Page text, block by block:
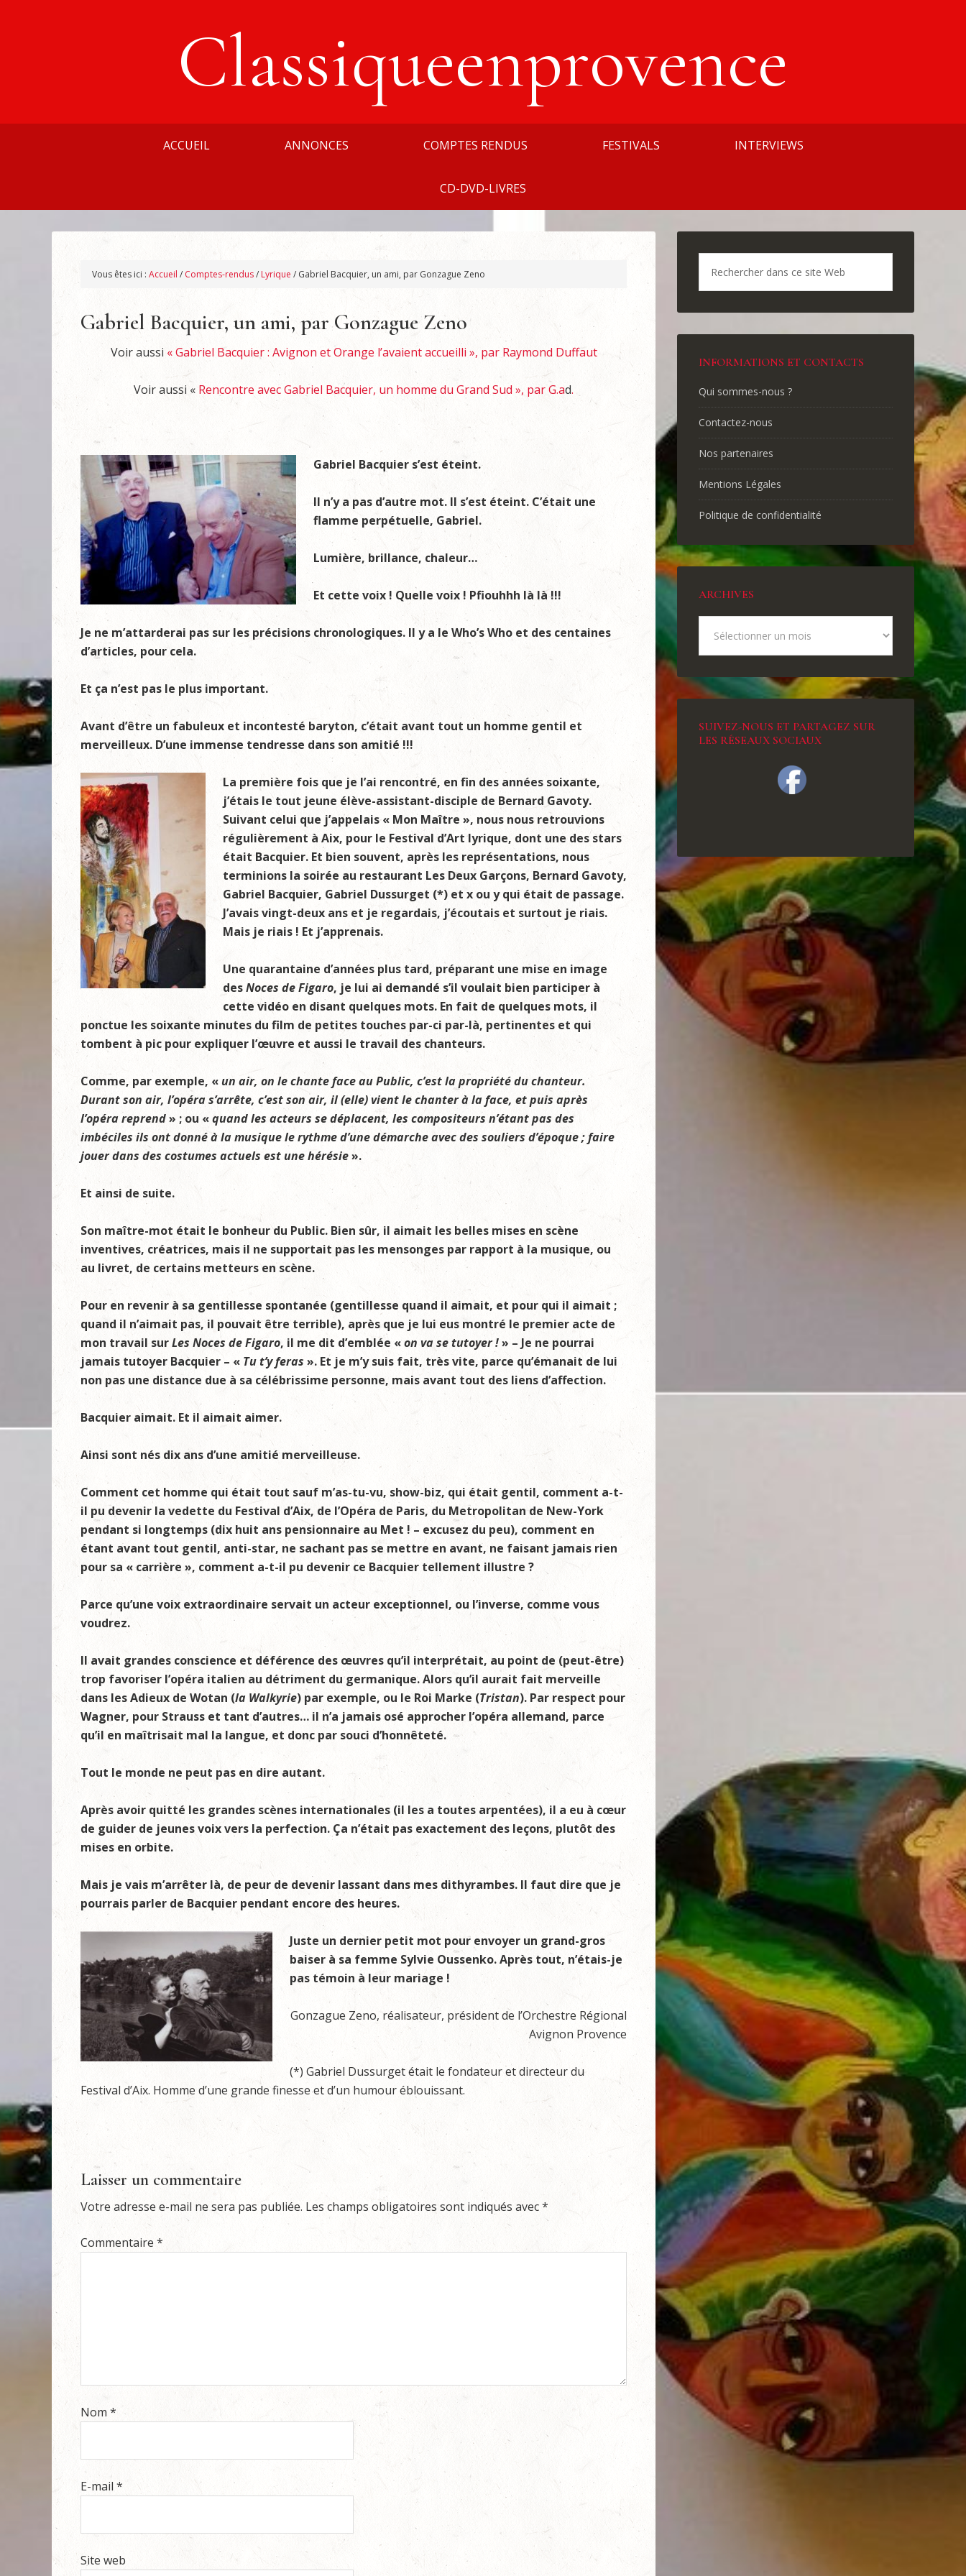
Classiqueenprovence
ACCUEIL ANNONCES COMPTES RENDUS FESTIVALS INTERVIEWS
CD-DVD-LIVRES
Vous êtes ici : Accueil / Comptes-rendus/ Lyrique / Gabriel Bacquier, un ami, par Gonzague Zeno
Gabriel Bacquier, un ami, par Gonzague Zeno
Voir aussi « Gabriel Bacquier : Avignon et Orange l’avaient accueilli », par Raymond Duffaut
Voir aussi « Rencontre avec Gabriel Bacquier, un homme du Grand Sud », par G.ad.
Gabriel Bacquier s’est éteint.
Il n’y a pas d’autre mot. Il s’est éteint. C’était une
flamme perpétuelle, Gabriel.
Lumière, brillance, chaleur…
Et cette voix ! Quelle voix ! Pfiouhhh là là !!!
Je ne m’attarderai pas sur les précisions chronologiques. Il y a le Who’s Who et des centaines
d’articles, pour cela.
Et ça n’est pas le plus important.
Avant d’être un fabuleux et incontesté baryton, c’était avant tout un homme gentil et
merveilleux. D’une immense tendresse dans son amitié !!!
La première fois que je l’ai rencontré, en fin des années soixante,
j’étais le tout jeune élève-assistant-disciple de Bernard Gavoty.
Suivant celui que j’appelais « Mon Maître », nous nous retrouvions
régulièrement à Aix, pour le Festival d’Art lyrique, dont une des stars
était Bacquier. Et bien souvent, après les représentations, nous
terminions la soirée au restaurant Les Deux Garçons, Bernard Gavoty,
Gabriel Bacquier, Gabriel Dussurget (*) et x ou y qui était de passage.
J’avais vingt-deux ans et je regardais, j’écoutais et surtout je riais.
Mais je riais ! Et j’apprenais.
Une quarantaine d’années plus tard, préparant une mise en image
desNoces de Figaro, je lui ai demandé s’il voulait bien participer à
cette vidéo en disant quelques mots. En fait de quelques mots, il
ponctue les soixante minutes du film de petites touches par-ci par-là, pertinentes et qui
tombent à pic pour expliquer l’œuvre et aussi le travail des chanteurs.
Comme, par exemple, « un air, on le chante face au Public, c’est la propriété du chanteur.
Durant son air, l’opéra s’arrête, c’est son air, il (elle) vient le chanter à la face, et puis après
l’opéra reprend» ; ou «quand les acteurs se déplacent, les compositeurs n’étant pas des
imbéciles ils ont donné à la musique le rythme d’une démarche avec des souliers d’époque ; faire
jouer dans des costumes actuels est une hérésie».
Et ainsi de suite.
Son maître-mot était le bonheur du Public. Bien sûr, il aimait les belles mises en scène
inventives, créatrices, mais il ne supportait pas les mensonges par rapport à la musique, ou
au livret, de certains metteurs en scène.
Pour en revenir à sa gentillesse spontanée (gentillesse quand il aimait, et pour qui il aimait ;
quand il n’aimait pas, il pouvait être terrible), après que je lui eus montré le premier acte de
mon travail surLes Noces de Figaro, il me dit d’emblée «on va se tutoyer !» – Je ne pourrai
jamais tutoyer Bacquier – « Tu t’y feras ». Et je m’y suis fait, très vite, parce qu’émanait de lui
non pas une distance due à sa célébrissime personne, mais avant tout des liens d’affection.
Bacquier aimait. Et il aimait aimer.
Ainsi sont nés dix ans d’une amitié merveilleuse.
Comment cet homme qui était tout sauf m’as-tu-vu, show-biz, qui était gentil, comment a-t-
il pu devenir la vedette du Festival d’Aix, de l’Opéra de Paris, du Metropolitan de New-York
pendant si longtemps (dix huit ans pensionnaire au Met ! – excusez du peu), comment en
étant avant tout gentil, anti-star, ne sachant pas se mettre en avant, ne faisant jamais rien
pour sa « carrière », comment a-t-il pu devenir ce Bacquier tellement illustre ?
Parce qu’une voix extraordinaire servait un acteur exceptionnel, ou l’inverse, comme vous
voudrez.
Il avait grandes conscience et déférence des œuvres qu’il interprétait, au point de (peut-être)
trop favoriser l’opéra italien au détriment du germanique. Alors qu’il aurait fait merveille
dans les Adieux de Wotan (la Walkyrie) par exemple, ou le Roi Marke (Tristan). Par respect pour
Wagner, pour Strauss et tant d’autres… il n’a jamais osé approcher l’opéra allemand, parce
qu’il en maîtrisait mal la langue, et donc par souci d’honnêteté.
Tout le monde ne peut pas en dire autant.
Après avoir quitté les grandes scènes internationales (il les a toutes arpentées), il a eu à cœur
de guider de jeunes voix vers la perfection. Ça n’était pas exactement des leçons, plutôt des
mises en orbite.
Mais je vais m’arrêter là, de peur de devenir lassant dans mes dithyrambes. Il faut dire que je
pourrais parler de Bacquier pendant encore des heures.
Juste un dernier petit mot pour envoyer un grand-gros
baiser à sa femme Sylvie Oussenko. Après tout, n’étais-je
pas témoin à leur mariage !
Gonzague Zeno, réalisateur, président de l’Orchestre Régional
Avignon Provence
(*) Gabriel Dussurget était le fondateur et directeur du
Festival d’Aix. Homme d’une grande finesse et d’un humour éblouissant.
Laisser un commentaire
Votre adresse e-mail ne sera pas publiée. Les champs obligatoires sont indiqués avec*
Commentaire *
Nom*
E-mail*
Site web
INFORMATIONS ET CONTACTS
Qui sommes-nous ?
Contactez-nous
Nos partenaires
Mentions Légales
Politique de confidentialité
ARCHIVES
SUIVEZ-NOUS ET PARTAGEZ SUR
LES RÉSEAUX SOCIAUX